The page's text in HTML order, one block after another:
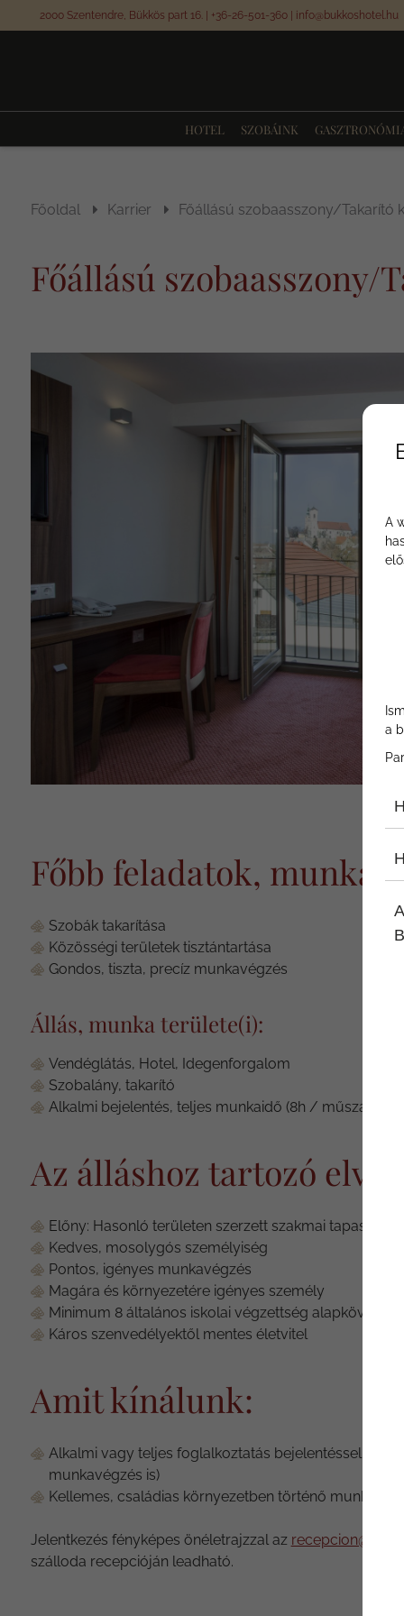
2000 Szentendre, Bükkös part 16.| +36-26-501-360| info@bukkoshotel.hu
HOTEL SZOBÁINK
Főoldal Karrier Főállású szobaasszony/Takarító
Főállású szobaasszony/
Főbb feladatok, munkák
Szobák takarítása
Közösségi területek tisztántartása
Gondos, tiszta, precíz munkavégzés
Állás, munka területe(i):
Vendéglátás, Hotel, Idegenforgalom
Szobalány, takarító
Alkalmi bejelentés, teljes munkaidő (8h / műszak, heti
Az álláshoz tartozó
Előny: Hasonló területen szerzett szakmai tapasztalat,
Kedves, mosolygós személyiség
Pontos, igényes munkavégzés
Magára és környezetére igényes személy
Minimum 8 általános iskolai végzettség
Káros szenvedélyektől mentes életvitel
Amit kínálunk:
Alkalmi vagy teljes foglalkoztatás bejelentéssel ( 8
munkavégzés is)
Kellemes, családias környezetben történő
Jelentkezés fényképes önéletrajzzal az
szálloda recepcióján leadható.
A
a